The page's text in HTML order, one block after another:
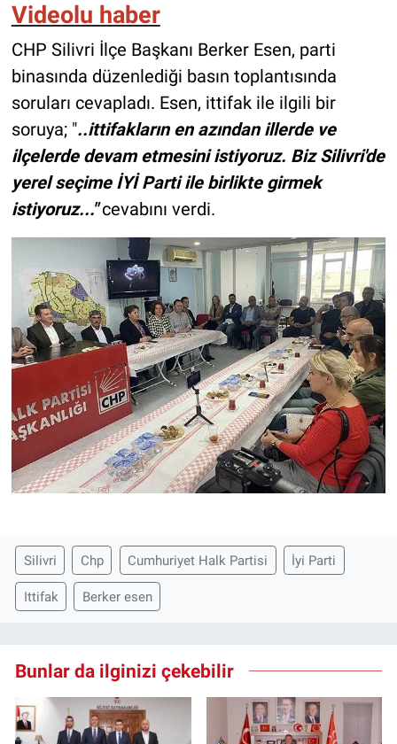
Videolu haber
CHP Silivri İlçe Başkanı Berker Esen, parti
binasında düzenlediği basın toplantısında
soruları cevapladı. Esen, ittifak ile ilgili bir
soruya; "..ittifakların en azından illerde ve
ilçelerde devam etmesini istiyoruz. Biz Silivri'de
yerel seçime İYİ Parti ile birlikte girmek
istiyoruz..."cevabını verdi.
Silivri Chp Cumhuriyet Halk Partisi İyi Parti
Ittifak Berker esen
Bunlar da ilginizi çekebilir